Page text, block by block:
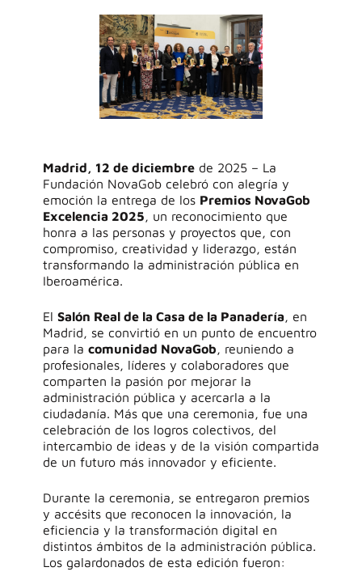
Madrid, 12 de diciembrede 2025 – La
Fundación NovaGob celebró con alegría y
emoción la entrega de los Premios NovaGob
Excelencia 2025, un reconocimiento que
honra a las personas y proyectos que, con
compromiso, creatividad y liderazgo, están
transformando la administración pública en
Iberoamérica.
El Salón Real de la Casa de la Panadería, en
Madrid, se convirtió en un punto de encuentro
para la comunidad NovaGob, reuniendo a
profesionales, líderes y colaboradores que
comparten la pasión por mejorar la
administración pública y acercarla a la
ciudadanía. Más que una ceremonia, fue una
celebración de los logros colectivos, del
intercambio de ideas y de la visión compartida
de un futuro más innovador y eficiente.
Durante la ceremonia, se entregaron premios
y accésits que reconocen la innovación, la
eficiencia y la transformación digital en
distintos ámbitos de la administración pública.
Los galardonados de esta edición fueron: